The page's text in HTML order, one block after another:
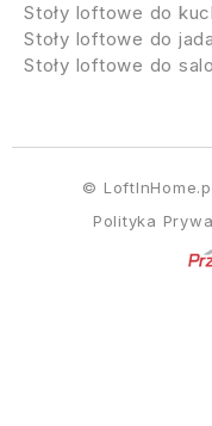
Stoły loftowe do
Stoły loftowe do
Stoły loftowe do
Polityka
©